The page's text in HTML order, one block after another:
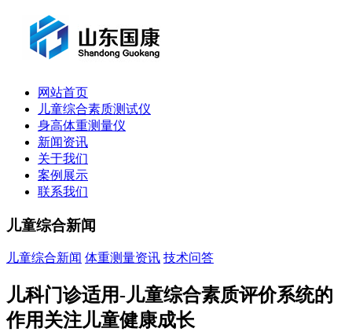
网站首页
儿童综合素质测试仪
身高体重测量仪
新闻资讯
关于我们
案例展示
联系我们
儿童综合新闻
儿童综合新闻 体重测量资讯 技术问答
儿科门诊适用-儿童综合素质评价系统的
作用关注儿童健康成长